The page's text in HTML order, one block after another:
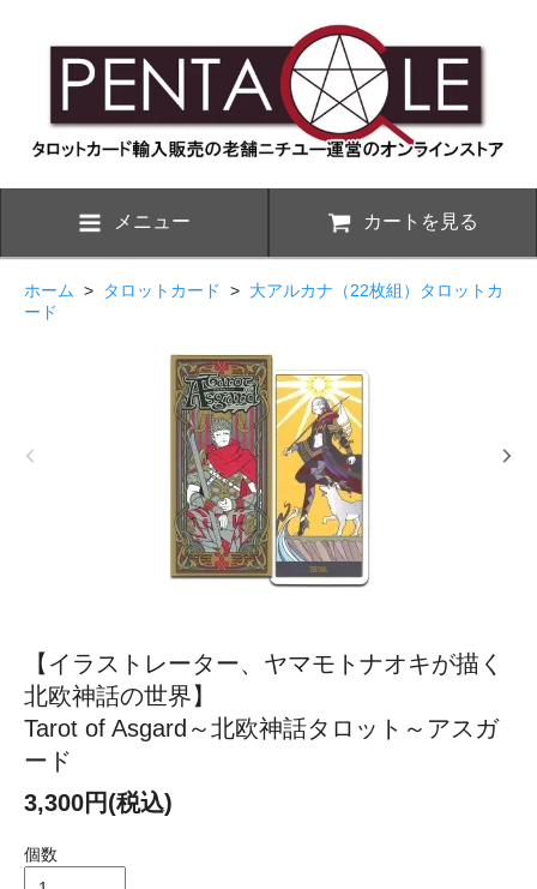
メニュー カートを見る
ホーム > タロットカード > 大アルカナ（22枚組）タロットカ
ード
【イラストレーター、ヤマモトナオキが描く
北欧神話の世界】
Tarot of Asgard～北欧神話タロット～アスガ
ード
3,300円(税込)
個数